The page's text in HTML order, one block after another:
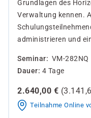
Grundlagen des
Verwaltung kennen.
administrieren und
Seminar
VM-282NQ
Dauer 4 Tage
2.640,00 € (
Teilnahme Online